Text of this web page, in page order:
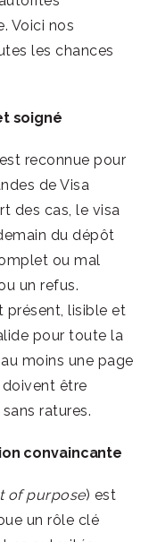
Voici nos
les chances
soigné
reconnue pour
de Visa
des cas, le visa
du dépôt
ou mal
un refus.
présent, lisible et
pour toute la
moins une page
être
ratures.
convaincante
of purpose) est
un rôle clé